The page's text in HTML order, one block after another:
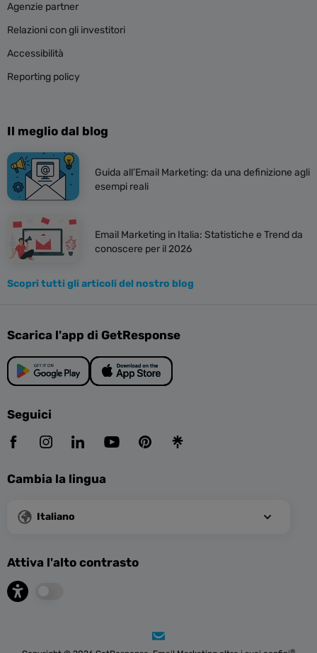
Agenzie partner
Relazioni con gli investitori
Accessibilità
Reporting policy
Il meglio dal blog
Guida all’Email Marketing: da una definizione agli
esempi reali
Email Marketing in Italia: Statistiche e Trend da
conoscere per il 2026
Scopri tutti gli articoli del nostro blog
Scarica l'app di GetResponse
Seguici
Cambia la lingua
Italiano
Attiva l'alto contrasto
®